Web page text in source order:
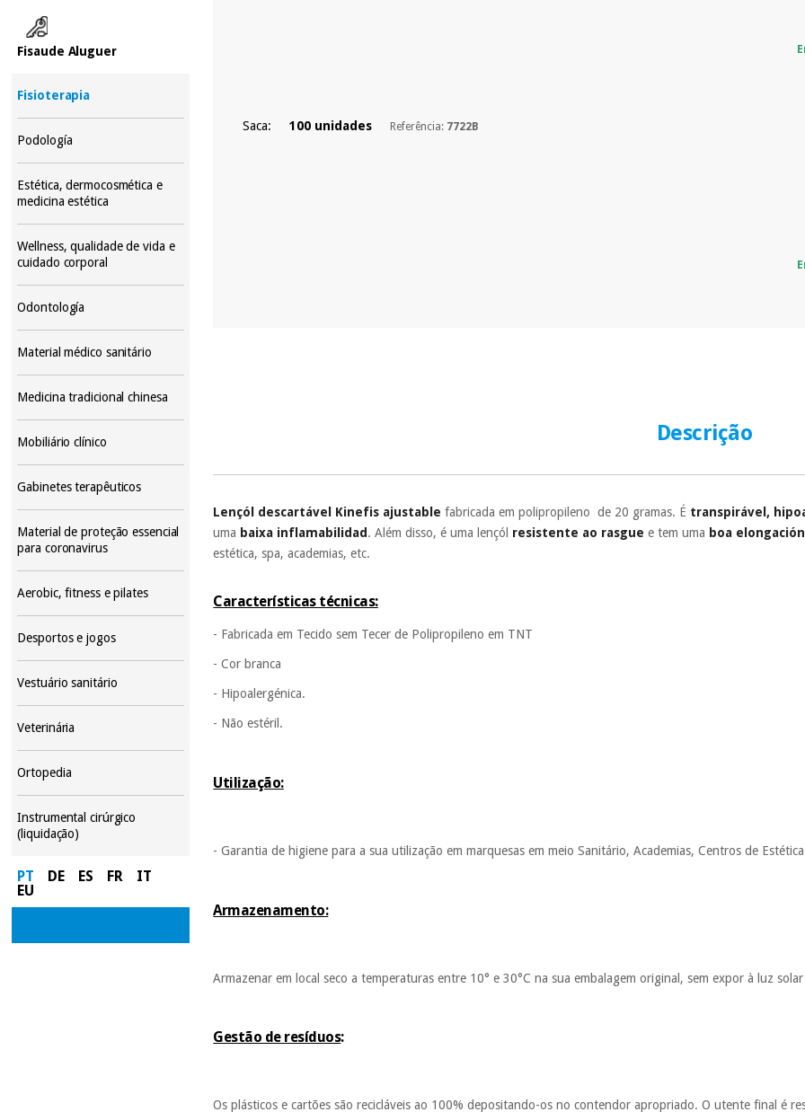
Fisaude Aluguer
Fisioterapia
Podología
Estética, dermocosmética e
medicina estética
Wellness, qualidade de vida e
cuidado corporal
Odontología
Material médico sanitário
Medicina tradicional chinesa
Mobiliário clínico
Gabinetes terapêuticos
Material de proteção essencial
para coronavirus
Aerobic, fitness e pilates
Desportos e jogos
Vestuário sanitário
Veterinária
Ortopedia
Instrumental cirúrgico
(liquidação)
PT DE ES FR
IT
EU
Saca: 100 unidades Referência: 7722B
Descrição
Lençól descartável Kinefis ajustable fabricada em polipropileno de 20 gramas. É transpirável,
uma baixa inflamabilidad. Além disso, é uma lençól resistente ao rasgue e tem uma boa elongación
estética, spa, academias, etc.
Características técnicas:
- Fabricada em Tecido sem Tecer de Polipropileno em TNT
- Cor branca
- Hipoalergénica.
- Não estéril.
Utilização:
- Garantia de higiene para a sua utilização em marquesas em meio Sanitário, Academias, Centros de
Armazenamento:
Armazenar em local seco a temperaturas entre 10° e 30°C na sua embalagem original, sem expor à luz
Gestão de resíduos:
Os plásticos e cartões são recicláveis ao 100% depositando-os no contendor apropriado. O utente final é